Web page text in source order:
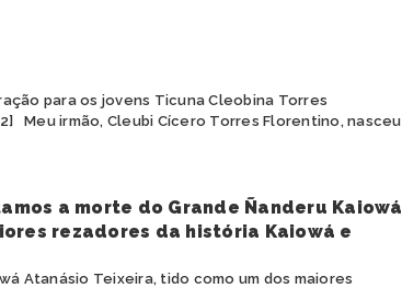
para os jovens Ticuna Cleobina Torres
Meu irmão, Cleubi Cícero Torres Florentino, nasceu
a morte do Grande Ñanderu Kaiowá
rezadores da história Kaiowá e
Atanásio Teixeira, tido como um dos maiores